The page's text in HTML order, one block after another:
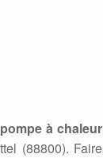
pompe à chaleur
(88800). Faire